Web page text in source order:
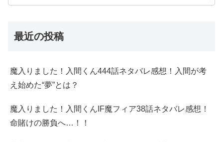
最近の投稿
魔入りました！入間くん444話ネタバレ感想！入間が考
え始めた“夢”とは？
魔入りました！入間くんIF魔フィア38話ネタバレ感想！
命賭けの勝負へ…！！